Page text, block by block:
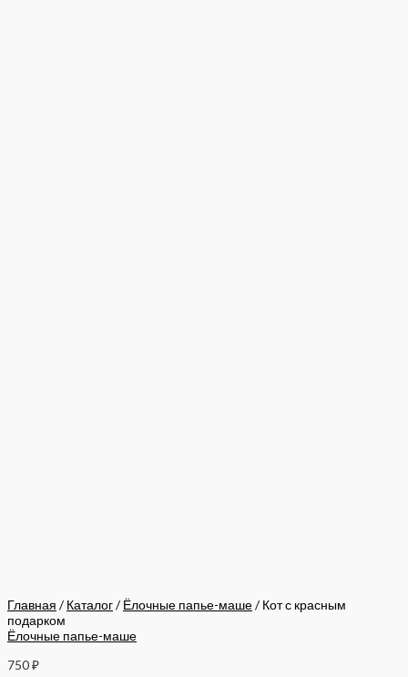
Главная / Каталог/ Ёлочные папье-маше/ Кот с красным
подарком
Ёлочные папье-маше
750₽